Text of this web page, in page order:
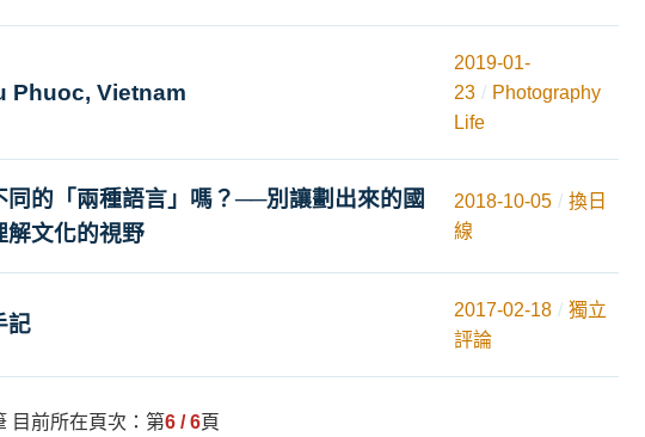
Phuoc, Vietnam
2019-01-
23
Photography
Life
同的「兩種語言」嗎？──別讓劃出來的國
解文化的視野
2018-10-05
換日
線
記
2017-02-18
獨立
評論
目前所在頁次：第6 / 6頁